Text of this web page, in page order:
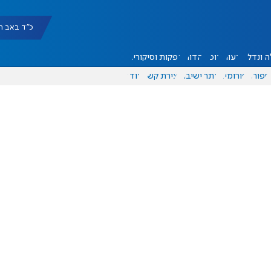
כ"ד באב תשפ"ו
ונדל"ן דעות אוכל יהדות הפקות וסיקורים
ספורט פורומים אתר ישיבה יצירת קשר עוד